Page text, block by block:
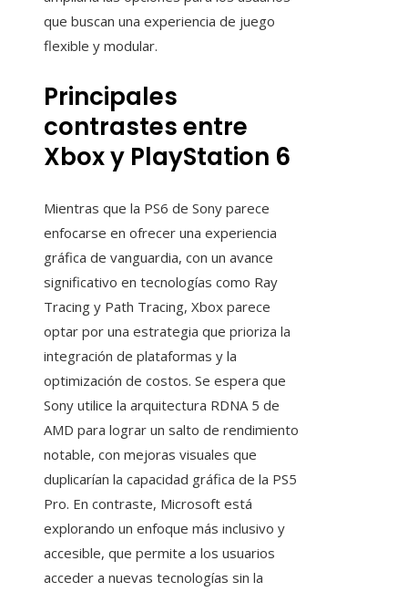
que buscan una experiencia de juego
flexible y modular.
Principales
contrastes entre
Xbox y PlayStation 6
Mientras que la PS6 de Sony parece
enfocarse en ofrecer una experiencia
gráfica de vanguardia, con un avance
significativo en tecnologías como Ray
Tracing y Path Tracing, Xbox parece
optar por una estrategia que prioriza la
integración de plataformas y la
optimización de costos. Se espera que
Sony utilice la arquitectura RDNA 5 de
AMD para lograr un salto de rendimiento
notable, con mejoras visuales que
duplicarían la capacidad gráfica de la PS5
Pro. En contraste, Microsoft está
explorando un enfoque más inclusivo y
accesible, que permite a los usuarios
acceder a nuevas tecnologías sin la